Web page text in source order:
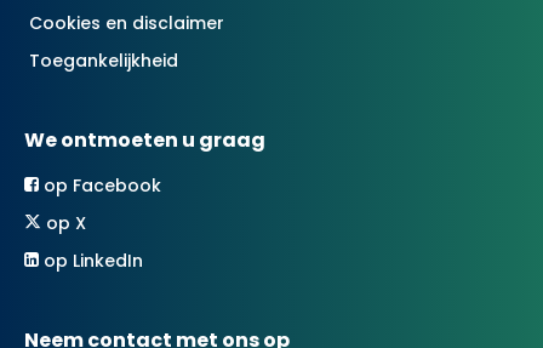
Cookies en disclaimer
Toegankelijkheid
We ontmoeten u graag
op Facebook
op X
op LinkedIn
Neem contact met ons op